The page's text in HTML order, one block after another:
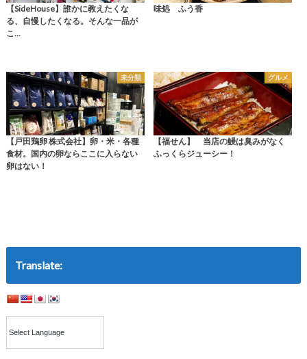
【SideHouse】誰かに教えたくな
る、自慢したくなる。そんな一品が
こ…
味処 ふう香
未分類
【戸田鶏卵 株式会社】卵・米・各種
食材。国内の卵ならここに入らない
卵はない！
グルメ
【福せん】 当店の鰻は臭みがなく
ふっくらジューシー！
Translate: